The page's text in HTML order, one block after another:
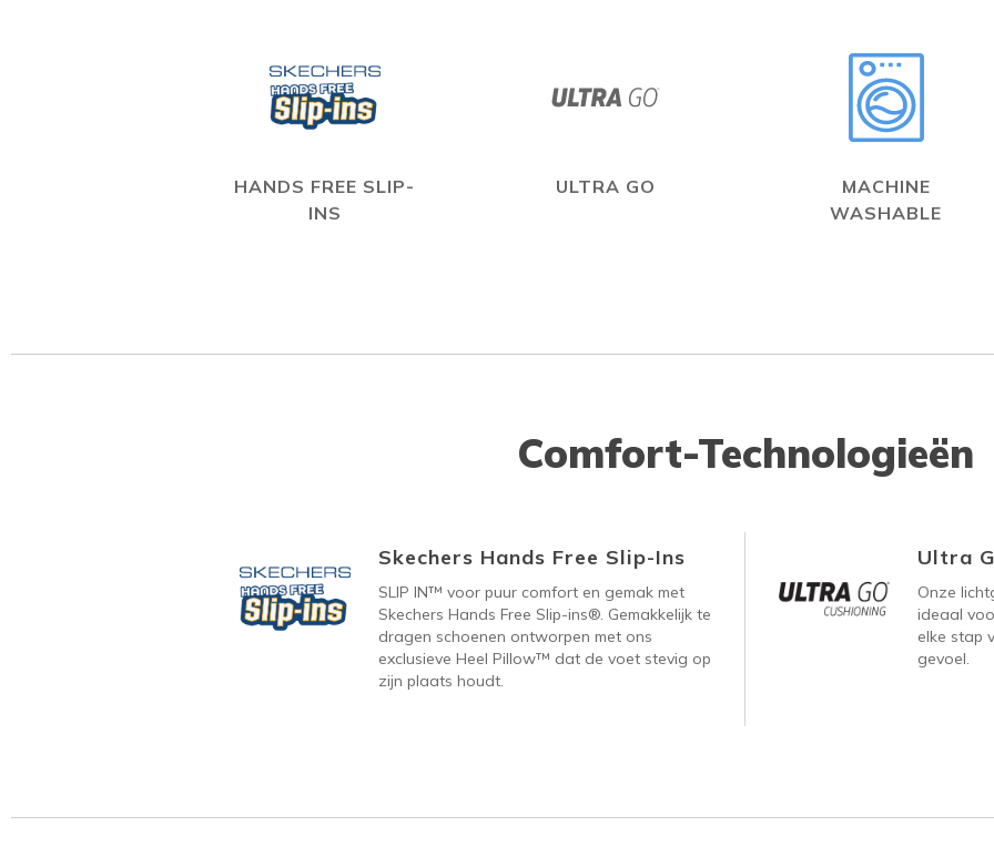
HANDS FREE SLIP-
INS
ULTRA GO
MACHINE
WASHABLE
Comfort-Technologieën
Skechers Hands Free Slip-Ins
SLIP IN™ voor puur comfort en gemak met
Skechers Hands Free Slip-ins®. Gemakkelijk te
dragen schoenen ontworpen met ons
exclusieve Heel Pillow™ dat de voet stevig op
zijn plaats houdt.
Ultra
Onze
ideaal
elke stap
gevoel.